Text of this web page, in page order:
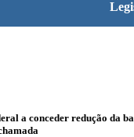
a conceder redução da